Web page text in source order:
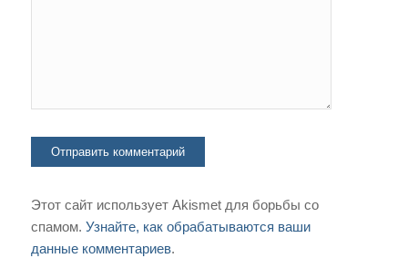
Этот сайт использует Akismet для борьбы со
спамом. Узнайте, как обрабатываются ваши
данные комментариев.